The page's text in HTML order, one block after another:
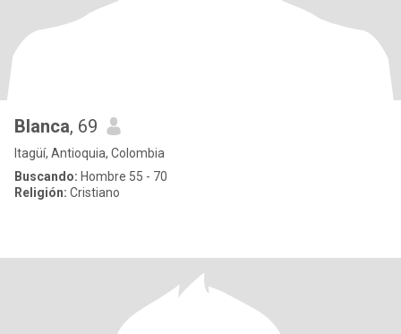
Blanca, 69
Itagüí, Antioquia, Colombia
Buscando: Hombre 55 - 70
Religión: Cristiano